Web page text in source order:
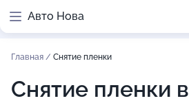
Авто Нова
Главная / Снятие пленки
Снятие пленки в